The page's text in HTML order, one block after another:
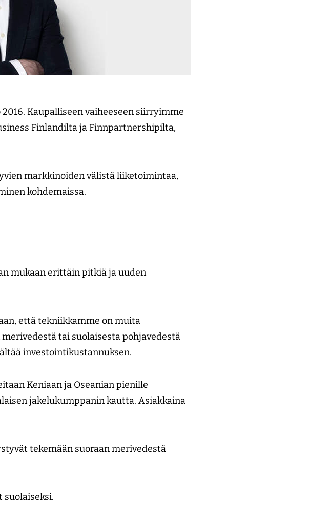
Kaupalliseen vaiheeseen siirryimme
Finlandilta ja Finnpartnershipilta,
markkinoiden välistä liiketoimintaa,
kohdemaissa.
mukaan erittäin pitkiä ja uuden
että tekniikkamme on muita
tai suolaisesta pohjavedestä
investointikustannuksen.
Keniaan ja Oseanian pienille
jakelukumppanin kautta. Asiakkaina
tekemään suoraan merivedestä
suolaiseksi.